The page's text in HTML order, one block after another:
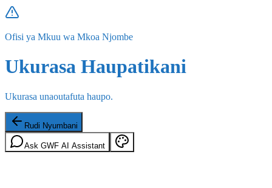
Ofisi ya Mkuu wa Mkoa Njombe
Ukurasa Haupatikani
Ukurasa unaoutafuta haupo.
Rudi Nyumbani
Ask GWF AI Assistant